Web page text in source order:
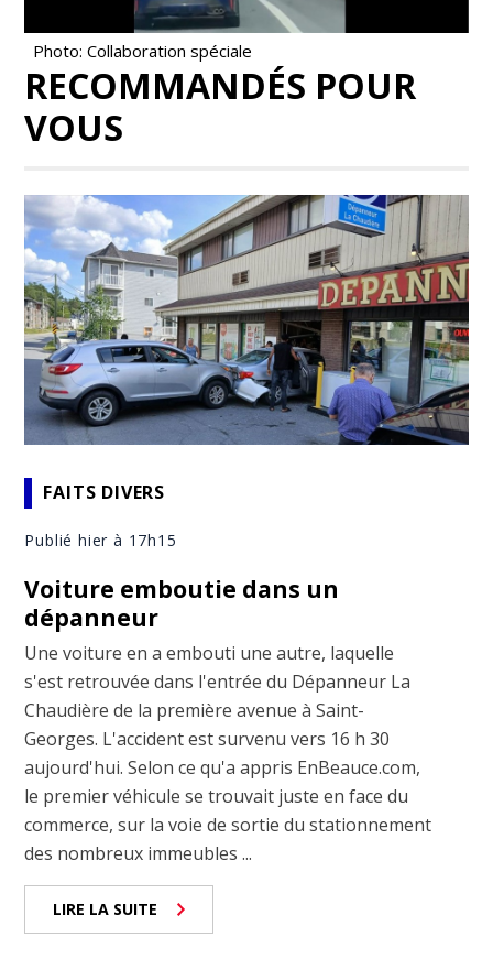
Photo: Collaboration spéciale
RECOMMANDÉS POUR
VOUS
FAITS DIVERS
Publié hier à 17h15
Voiture emboutie dans un
dépanneur
Une voiture en a embouti une autre, laquelle
s'est retrouvée dans l'entrée du Dépanneur La
Chaudière de la première avenue à Saint-
Georges. L'accident est survenu vers 16 h 30
aujourd'hui. Selon ce qu'a appris EnBeauce.com,
le premier véhicule se trouvait juste en face du
commerce, sur la voie de sortie du stationnement
des nombreux immeubles ...
LIRE LA SUITE